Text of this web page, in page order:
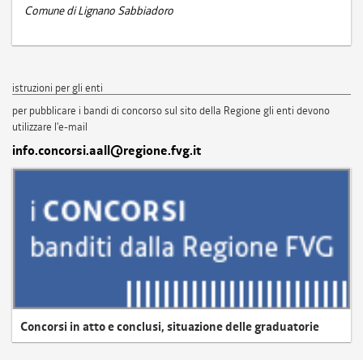
Comune di Lignano Sabbiadoro
istruzioni per gli enti
per pubblicare i bandi di concorso sul sito della Regione gli enti devono
utilizzare l'e-mail
info.concorsi.aall@regione.fvg.it
Concorsi in atto e conclusi, situazione delle graduatorie